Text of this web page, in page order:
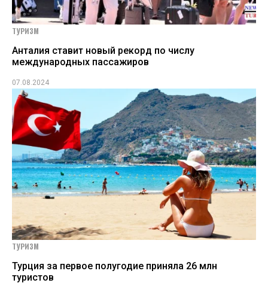
ТУРИЗМ
Анталия ставит новый рекорд по числу
международных пассажиров
07.08.2024
ТУРИЗМ
Турция за первое полугодие приняла 26 млн
туристов